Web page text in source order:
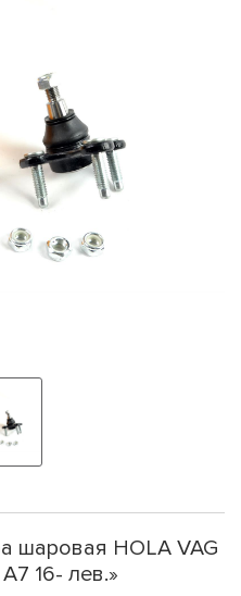
шаровая HOLA VAG
16- лев.»